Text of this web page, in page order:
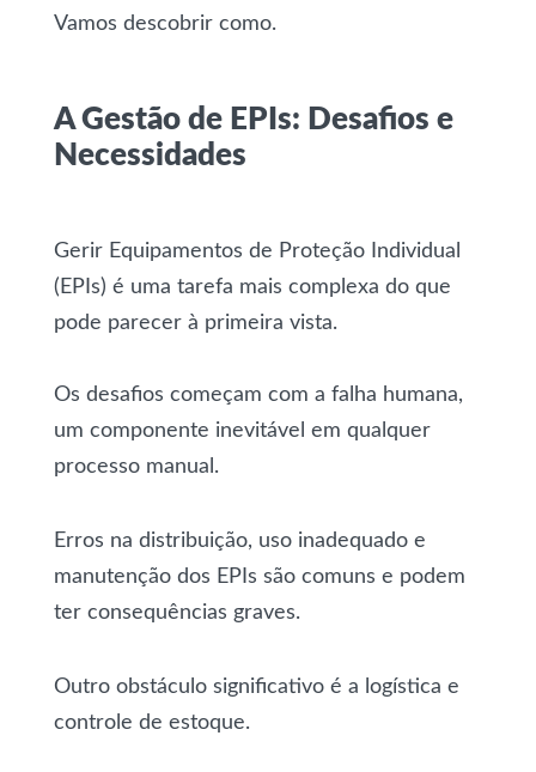
Vamos descobrir como.
A Gestão de EPIs: Desafios e
Necessidades
Gerir Equipamentos de Proteção Individual
(EPIs) é uma tarefa mais complexa do que
pode parecer à primeira vista.
Os desafios começam com a falha humana,
um componente inevitável em qualquer
processo manual.
Erros na distribuição, uso inadequado e
manutenção dos EPIs são comuns e podem
ter consequências graves.
Outro obstáculo significativo é a logística e
controle de estoque.